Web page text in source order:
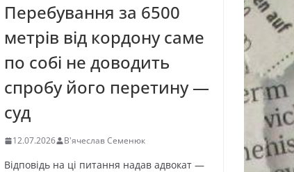
Перебування за 6500
метрів від кордону саме
по собі не доводить
спробу його перетину —
суд
12.07.2026 В'ячеслав Семенюк
Відповідь на ці питання надав адвокат —